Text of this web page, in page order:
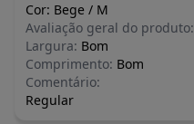
Cor: Bege / M
Avaliação geral do produto:
Largura: Bom
Comprimento: Bom
Comentário:
Regular